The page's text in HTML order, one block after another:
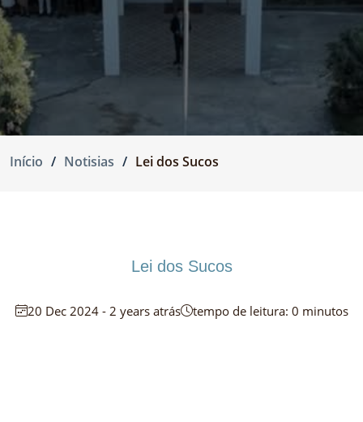
Início Notisias Lei dos Sucos
Lei dos Sucos
20 Dec 2024 - 2 years atrás tempo de leitura: 0 minutos